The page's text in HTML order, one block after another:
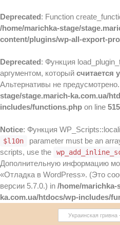
Deprecated: Function
/home/marichka-stage/
content/plugins/wp-all-export-
Deprecated: Функция
аргументом, который считается
Альтернативы не
stage/stage.marich-ka.com.ua/
includes/functions.php on line
Notice: Функция
$l10n
parameter must be an
scripts, use the
Дополнительную информацию
«Отладка в WordPress». (Это
версии 5.7.0.) in /home/marichka-
ka.com.ua/htdocs/wp-includes/
Украинская гривна -